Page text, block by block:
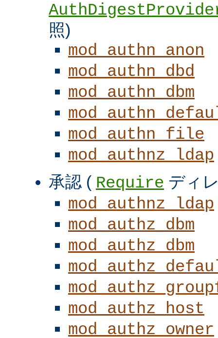
照)
mod_authn_anon
mod_authn_dbd
mod_authn_dbm
mod_authn_file
mod_authnz_ldap
承認 ( Require ディ
mod_authnz_ldap
mod_authz_dbm
mod_authz_dbm
mod_authz_host
mod_authz_owner